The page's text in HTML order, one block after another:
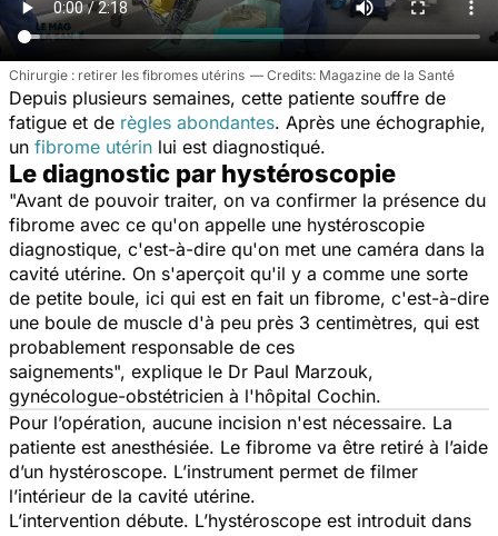
Chirurgie : retirer les fibromes utérins Magazine de la Santé
Depuis plusieurs semaines, cette patiente souffre de
fatigue et de règles abondantes. Après une échographie,
un fibrome utérin lui est diagnostiqué.
Le diagnostic par hystéroscopie
"Avant de pouvoir traiter, on va confirmer la présence du
fibrome avec ce qu'on appelle une hystéroscopie
diagnostique, c'est-à-dire qu'on met une caméra dans la
cavité utérine. On s'aperçoit qu'il y a comme une sorte
de petite boule, ici qui est en fait un fibrome, c'est-à-dire
une boule de muscle d'à peu près 3 centimètres, qui est
probablement responsable de ces
saignements", explique le Dr Paul Marzouk,
gynécologue-obstétricien à l'hôpital Cochin.
Pour l’opération, aucune incision n'est nécessaire. La
patiente est anesthésiée. Le fibrome va être retiré à l’aide
d’un hystéroscope. L’instrument permet de filmer
l’intérieur de la cavité utérine.
L’intervention débute. L’hystéroscope est introduit dans